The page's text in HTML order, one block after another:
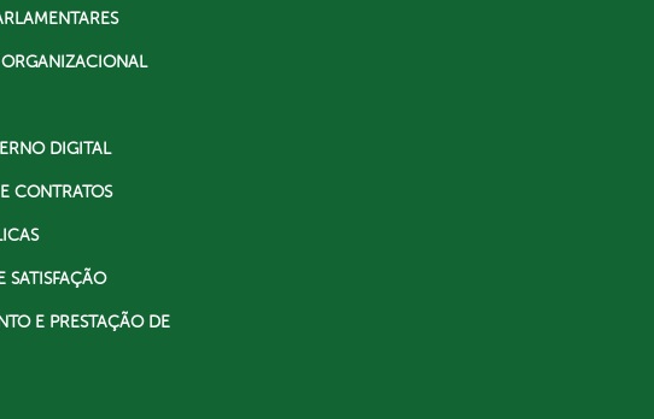
ORGANIZACIONAL
DIGITAL
CONTRATOS
SATISFAÇÃO
E PRESTAÇÃO DE